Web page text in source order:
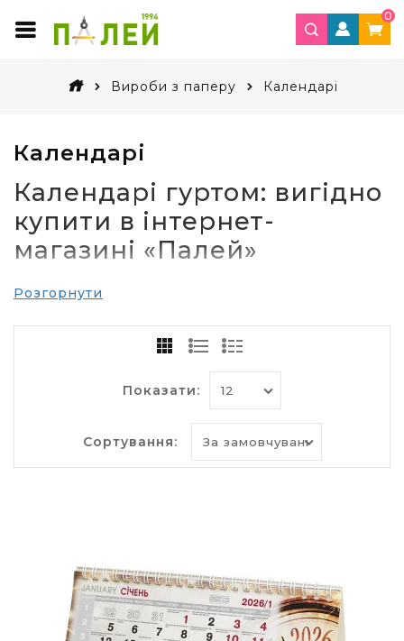
0
Вироби з паперу Календарі
Календарі
Календарі гуртом: вигідно
купити в інтернет-
магазині «Палей»
житті кожної людини, пояснювати немає ніякої
незамінний в інтер'єрі вашого офісу елемент,
придбати календарі чи іншівироби з
оптом в інтернет-магазині «Палей» – це
розумне рішення.
Популярні товари і вироби з паперу в нашому
інтернет-магазині
бізнес щоденник для офісу
папір для нотаток ;
алфавітка;
цінники;
Розгорнути
Показати:
Сортування: